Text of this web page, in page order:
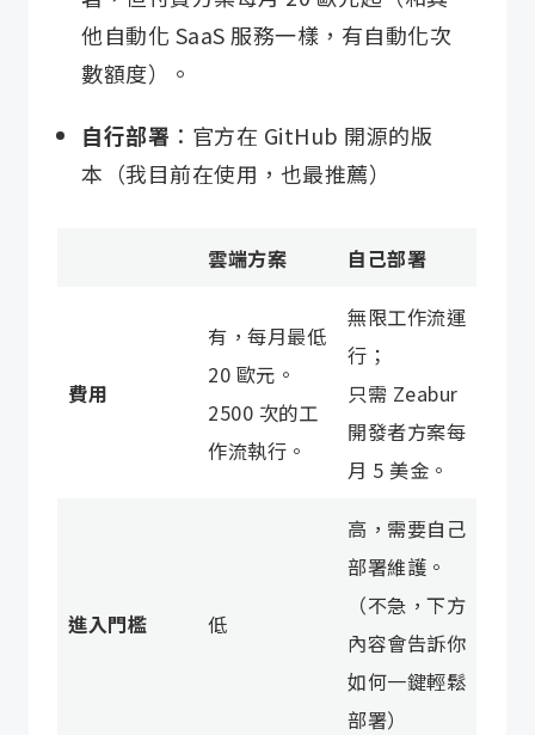
他自動化 SaaS 服務一樣，有自動化次
數額度）。
自行部署 ：官方在 GitHub 開源的版
本（我目前在使用，也最推薦）
雲端方案 自己部署
費用
有，每月最低
20 歐元。
2500 次的工
作流執行。
無限工作流運
行；
只需 Zeabur
開發者方案每
月 5 美金。
進入門檻 低
高，需要自己
部署維護。
（不急，下方
內容會告訴你
如何一鍵輕鬆
部署）